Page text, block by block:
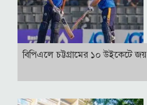
বিপিএলে চট্টগ্রামের ১০ উইকেটে জয়